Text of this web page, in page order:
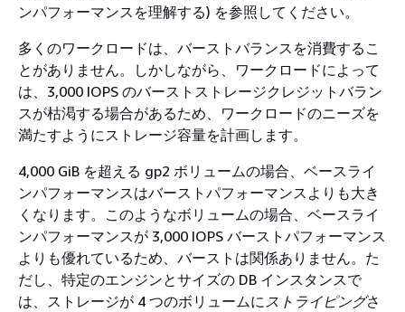
ンパフォーマンスを理解する) を参照してください。
多くのワークロードは、バーストバランスを消費するこ
とがありません。しかしながら、ワークロードによって
は、3,000 IOPS のバーストストレージクレジットバラン
スが枯渇する場合があるため、ワークロードのニーズを
満たすようにストレージ容量を計画します。
4,000 GiB を超える gp2 ボリュームの場合、ベースライ
ンパフォーマンスはバーストパフォーマンスよりも大き
くなります。このようなボリュームの場合、ベースライ
ンパフォーマンスが 3,000 IOPS バーストパフォーマンス
よりも優れているため、バーストは関係ありません。た
だし、特定のエンジンとサイズの DB インスタンスで
は、ストレージが 4 つのボリュームに ストライピングさ